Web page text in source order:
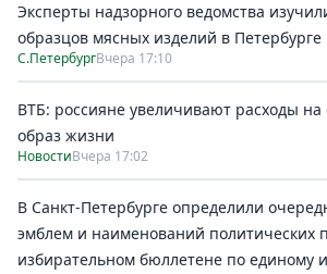
Эксперты надзорного ведомства
образцов мясных изделий в Петербурге
С.ПетербургВчера 17:10
ВТБ: россияне увеличивают расходы
образ жизни
НовостиВчера 17:02
В Санкт-Петербурге определили
эмблем и наименований политических
избирательном бюллетене по единому